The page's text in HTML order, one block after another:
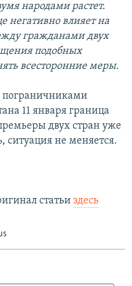
народами растет.
негативно влияет на
гражданами двух
подобных
всесторонние меры.
пограничниками
11 января граница
двух стран уже
ситуация не меняется.
статьи здесь